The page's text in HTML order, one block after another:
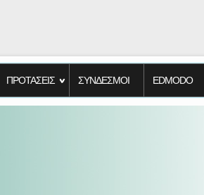
ΠΡΟΤΑΣΕΙΣ ΣΥΝΔΕΣΜΟΙ EDMODO